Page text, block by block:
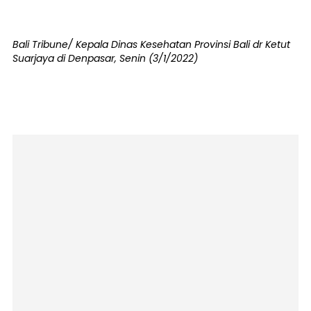
Bali Tribune/ Kepala Dinas Kesehatan Provinsi Bali dr Ketut
Suarjaya di Denpasar, Senin (3/1/2022)